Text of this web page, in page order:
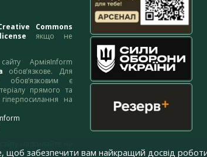
Commons
якщо не
АрміяInform
обов’язкове. Для
обов’язковим є
прямого та
на
забезпечити вам найкращий досвід